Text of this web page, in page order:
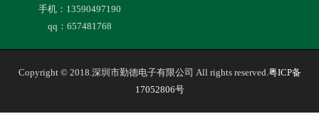
手机：13590497190
qq：657481768
Copyright © 2018.深圳市勤德电子有限公司 All rights reserved. 粤ICP备
17052806号